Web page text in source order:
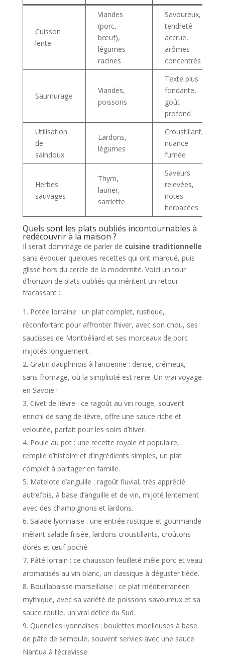
Cuisson
lente
Viandes
(porc,
bœuf),
légumes
racines
Savoureux,
tendreté
accrue,
arômes
concentrés
Saumurage
Viandes,
poissons
Texte plus
fondante,
goût
profond
Utilisation
de
saindoux
Lardons,
légumes
Croustillant,
nuance
fumée
Herbes
sauvages
Thym,
laurier,
sarriette
Saveurs
relevées,
notes
herbacées
Quels sont les plats oubliés incontournables à
redécouvrir à la maison ?
Il serait dommage de parler de cuisine traditionnelle
sans évoquer quelques recettes qui ont marqué, puis
glissé hors du cercle de la modernité. Voici un tour
d’horizon de plats oubliés qui méritent un retour
fracassant :
Potée lorraine : un plat complet, rustique,
réconfortant pour affronter l’hiver, avec son chou, ses
saucisses de Montbéliard et ses morceaux de porc
mijotés longuement.
Gratin dauphinois à l’ancienne : dense, crémeux,
sans fromage, où la simplicité est reine. Un vrai voyage
en Savoie !
Civet de lièvre : ce ragoût au vin rouge, souvent
enrichi de sang de lièvre, offre une sauce riche et
veloutée, parfait pour les soirs d’hiver.
Poule au pot : une recette royale et populaire,
remplie d’histoire et d’ingrédients simples, un plat
complet à partager en famille.
Matelote d’anguille : ragoût fluvial, très apprécié
autrefois, à base d’anguille et de vin, mijoté lentement
avec des champignons et lardons.
Salade lyonnaise : une entrée rustique et gourmande
mêlant salade frisée, lardons croustillants, croûtons
dorés et œuf poché.
Pâté lorrain : ce chausson feuilleté mêle porc et veau
aromatisés au vin blanc, un classique à déguster tiède.
Bouillabaisse marseillaise : ce plat méditerranéen
mythique, avec sa variété de poissons savoureux et sa
sauce rouille, un vrai délice du Sud.
Quenelles lyonnaises : boulettes moelleuses à base
de pâte de semoule, souvent servies avec une sauce
Nantua à l’écrevisse.